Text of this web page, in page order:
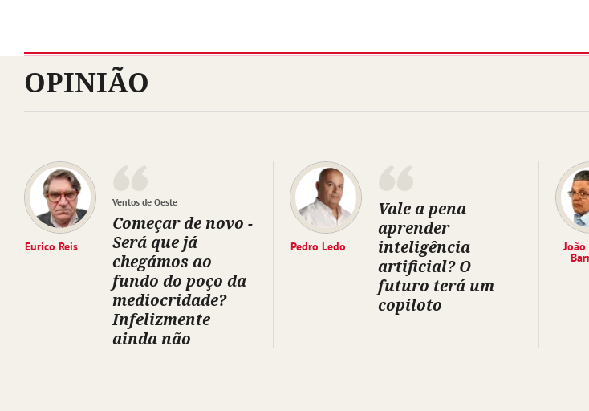
OPINIÃO
Eurico Reis
Ventos de Oeste
Começar de novo -
Será que já
chegámos ao
fundo do poço da
mediocridade?
Infelizmente
ainda não
Pedro Ledo
Vale a pena
aprender
inteligência
artificial? O
futuro terá um
copiloto
João